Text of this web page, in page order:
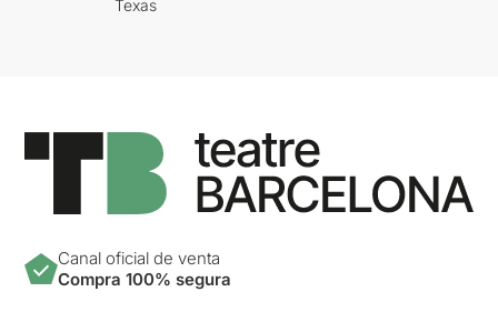
Texas
Canal oficial de venta
Compra 100% segura